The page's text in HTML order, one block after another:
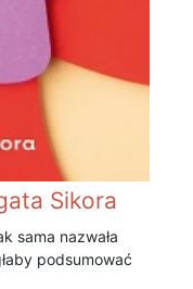
Sikora
sama nazwała
podsumować